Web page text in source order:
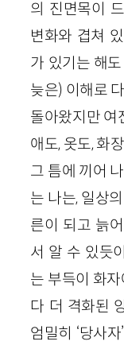
의 진면목이
변화와 겹쳐
가 있기는 해
늦은) 이해로
돌아왔지만 여
애도, 옷도, 화
그 틈에 끼어
는 나는, 일상
른이 되고 늙
서 알 수 있듯
는 부득이 화
다 더 격화된
엄밀히 ‘당사